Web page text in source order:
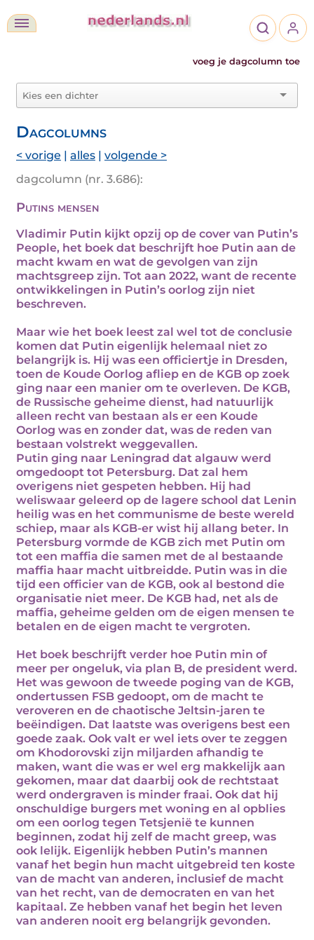
voeg je dagcolumn toe
Dagcolumns
< vorige | alles | volgende >
dagcolumn (nr. 3.686):
Putins mensen
Vladimir Putin kijkt opzij op de cover van Putin’s
People, het boek dat beschrijft hoe Putin aan de
macht kwam en wat de gevolgen van zijn
machtsgreep zijn. Tot aan 2022, want de recente
ontwikkelingen in Putin’s oorlog zijn niet
beschreven.
Maar wie het boek leest zal wel tot de conclusie
komen dat Putin eigenlijk helemaal niet zo
belangrijk is. Hij was een officiertje in Dresden,
toen de Koude Oorlog afliep en de KGB op zoek
ging naar een manier om te overleven. De KGB,
de Russische geheime dienst, had natuurlijk
alleen recht van bestaan als er een Koude
Oorlog was en zonder dat, was de reden van
bestaan volstrekt weggevallen.
Putin ging naar Leningrad dat algauw werd
omgedoopt tot Petersburg. Dat zal hem
overigens niet gespeten hebben. Hij had
weliswaar geleerd op de lagere school dat Lenin
heilig was en het communisme de beste wereld
schiep, maar als KGB-er wist hij allang beter. In
Petersburg vormde de KGB zich met Putin om
tot een maffia die samen met de al bestaande
maffia haar macht uitbreidde. Putin was in die
tijd een officier van de KGB, ook al bestond die
organisatie niet meer. De KGB had, net als de
maffia, geheime gelden om de eigen mensen te
betalen en de eigen macht te vergroten.
Het boek beschrijft verder hoe Putin min of
meer per ongeluk, via plan B, de president werd.
Het was gewoon de tweede poging van de KGB,
ondertussen FSB gedoopt, om de macht te
veroveren en de chaotische Jeltsin-jaren te
beëindigen. Dat laatste was overigens best een
goede zaak. Ook valt er wel iets over te zeggen
om Khodorovski zijn miljarden afhandig te
maken, want die was er wel erg makkelijk aan
gekomen, maar dat daarbij ook de rechtstaat
werd ondergraven is minder fraai. Ook dat hij
onschuldige burgers met woning en al opblies
om een oorlog tegen Tetsjenië te kunnen
beginnen, zodat hij zelf de macht greep, was
ook lelijk. Eigenlijk hebben Putin’s mannen
vanaf het begin hun macht uitgebreid ten koste
van de macht van anderen, inclusief de macht
van het recht, van de democraten en van het
kapitaal. Ze hebben vanaf het begin het leven
van anderen nooit erg belangrijk gevonden.